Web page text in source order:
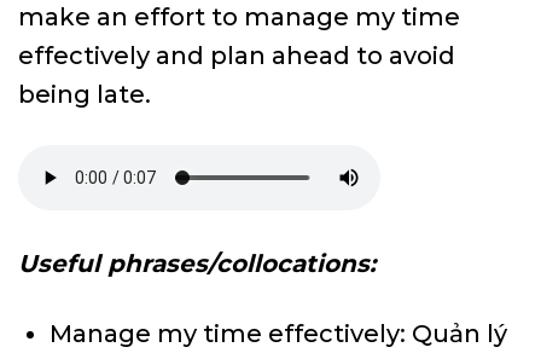
make an effort to manage my time
effectively and plan ahead to avoid
being late.
Useful phrases/collocations:
Manage my time effectively: Quản lý